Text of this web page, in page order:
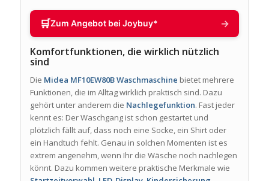
🛒Zum Angebot bei Joybuy* →
Komfortfunktionen, die wirklich nützlich
sind
Die Midea MF10EW80B Waschmaschine bietet mehrere
Funktionen, die im Alltag wirklich praktisch sind. Dazu
gehört unter anderem die Nachlegefunktion. Fast jeder
kennt es: Der Waschgang ist schon gestartet und
plötzlich fällt auf, dass noch eine Socke, ein Shirt oder
ein Handtuch fehlt. Genau in solchen Momenten ist es
extrem angenehm, wenn Ihr die Wäsche noch nachlegen
könnt. Dazu kommen weitere praktische Merkmale wie